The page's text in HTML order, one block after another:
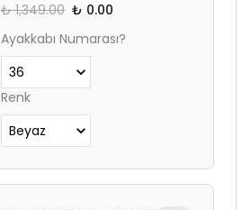
₺ 1,349.00 ₺ 0.00
Ayakkabı Numarası?
Renk